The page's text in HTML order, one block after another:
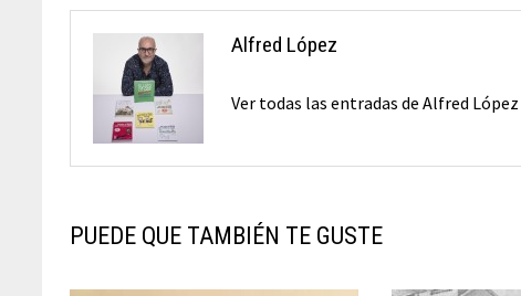
Alfred López
Ver todas las entradas de Alfred
PUEDE QUE TAMBIÉN TE GUSTE